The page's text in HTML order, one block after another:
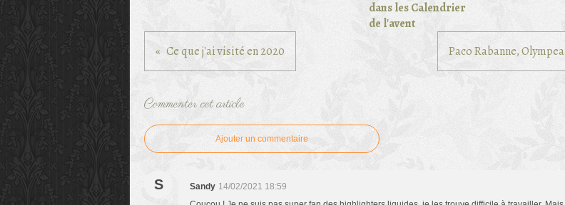
dans les Calendrier
de l'avent
Ce que j'ai visité en 2020 Paco Rabanne, Olympea
Commenter cet article
Ajouter un commentaire
S Sandy 14/02/2021 18:59